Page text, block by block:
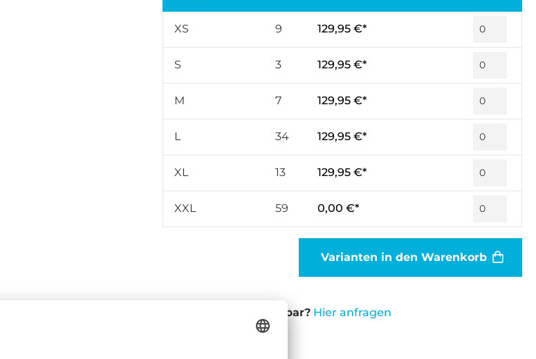
XS 9 129,95 €*
S 3 129,95 €*
M 7 129,95 €*
L 34 129,95 €*
XL 13 129,95 €*
XXL 59 0,00 €*
Varianten in den Warenkorb
Produkt nicht verfügbar? Hier anfragen